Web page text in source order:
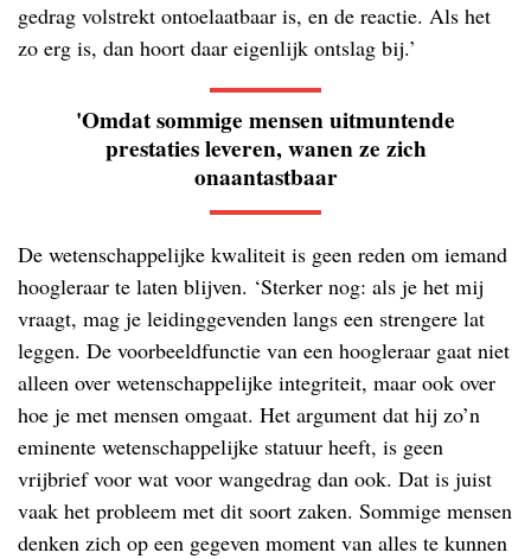
gedrag volstrekt ontoelaatbaar is, en de reactie. Als het
zo erg is, dan hoort daar eigenlijk ontslag bij.’
'Omdat sommige mensen uitmuntende
prestaties leveren, wanen ze zich
onaantastbaar
De wetenschappelijke kwaliteit is geen reden om iemand
hoogleraar te laten blijven. ‘Sterker nog: als je het mij
vraagt, mag je leidinggevenden langs een strengere lat
leggen. De voorbeeldfunctie van een hoogleraar gaat niet
alleen over wetenschappelijke integriteit, maar ook over
hoe je met mensen omgaat. Het argument dat hij zo’n
eminente wetenschappelijke statuur heeft, is geen
vrijbrief voor wat voor wangedrag dan ook. Dat is juist
vaak het probleem met dit soort zaken. Sommige mensen
denken zich op een gegeven moment van alles te kunnen